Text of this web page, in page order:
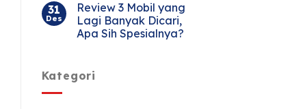
31
Des
Review 3 Mobil yang
Lagi Banyak Dicari,
Apa Sih Spesialnya?
Kategori